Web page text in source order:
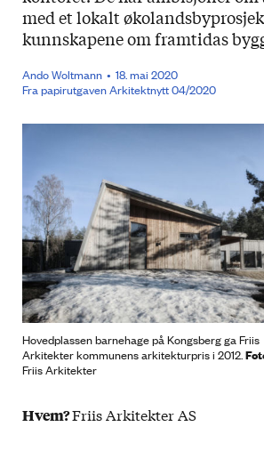
med et lokalt
kunnskapene om framtidas
Ando Woltmann
18. mai 2020
Fra papirutgaven Arkitektnytt 04/2020
Hovedplassen barnehage på Kongsberg ga Friis
Arkitekter kommunens arkitekturpris i 2012.
Friis Arkitekter
Hvem?Friis Arkitekter AS